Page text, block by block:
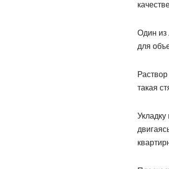
Один из
для
такая